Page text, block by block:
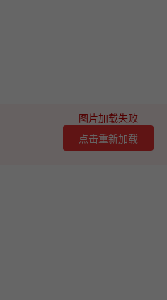
图片加载失败
点击重新加载